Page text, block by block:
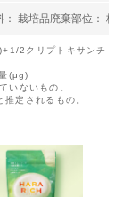
： 栽培品廃棄部位： 柄
2クリプトキサンチ
(μg)
いないもの。
定されるもの。